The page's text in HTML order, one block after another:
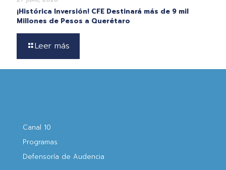
¡Histórica Inversión! CFE Destinará más de 9 mil
Millones de Pesos a Querétaro
Leer más
Canal 10
Programas
Defensoría de Audencia